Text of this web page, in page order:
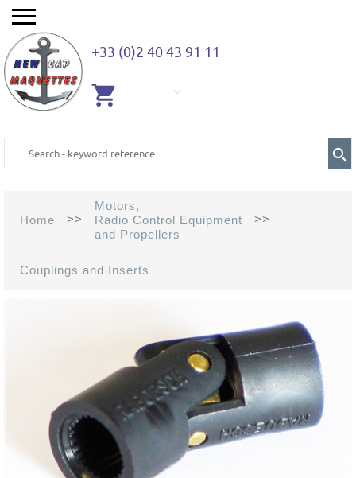
+33 (0)2 40 43 91 11
Home >>
Motors,
Radio Control Equipment
and Propellers
>>
Couplings and Inserts